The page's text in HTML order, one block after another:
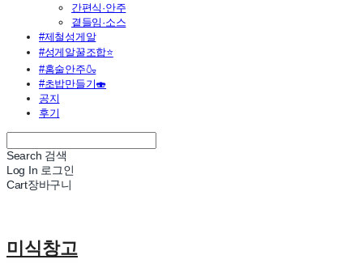
간편식·안주
곁들임·소스
#제철성게알
#성게알꿀조합⭐
#홈술안주🍶
#초밥만들기🍣
공지
후기
Search 검색
Log In 로그인
Cart장바구니
미식창고